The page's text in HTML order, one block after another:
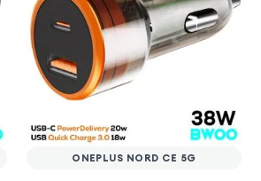
ONEPLUS NORD CE 5G